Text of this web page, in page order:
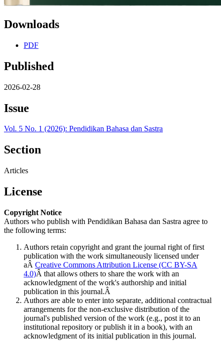
Downloads
PDF
Published
2026-02-28
Issue
Vol. 5 No. 1 (2026): Pendidikan Bahasa dan Sastra
Section
Articles
License
Copyright Notice
Authors who publish with Pendidikan Bahasa dan Sastra agree to
the following terms:
Authors retain copyright and grant the journal right of first
publication with the work simultaneously licensed under
aÂ Creative Commons Attribution License (CC BY-SA
4.0)Â that allows others to share the work with an
acknowledgment of the work's authorship and initial
publication in this journal.Â
Authors are able to enter into separate, additional contractual
arrangements for the non-exclusive distribution of the
journal's published version of the work (e.g., post it to an
institutional repository or publish it in a book), with an
acknowledgment of its initial publication in this journal.